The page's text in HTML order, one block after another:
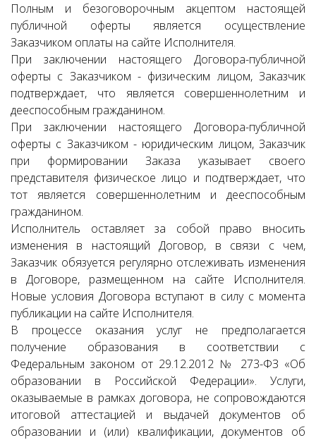
Полным и безоговорочным акцептом настоящей
публичной оферты является осуществление
Заказчиком оплаты на сайте Исполнителя.
При заключении настоящего Договора-публичной
оферты с Заказчиком - физическим лицом, Заказчик
подтверждает, что является совершеннолетним и
дееспособным гражданином.
При заключении настоящего Договора-публичной
оферты с Заказчиком - юридическим лицом, Заказчик
при формировании Заказа указывает своего
представителя физическое лицо и подтверждает, что
тот является совершеннолетним и дееспособным
гражданином.
Исполнитель оставляет за собой право вносить
изменения в настоящий Договор, в связи с чем,
Заказчик обязуется регулярно отслеживать изменения
в Договоре, размещенном на сайте Исполнителя.
Новые условия Договора вступают в силу с момента
публикации на сайте Исполнителя.
В процессе оказания услуг не предполагается
получение образования в соответствии с
Федеральным законом от 29.12.2012 № 273-ФЗ «Об
образовании в Российской Федерации». Услуги,
оказываемые в рамках договора, не сопровождаются
итоговой аттестацией и выдачей документов об
образовании и (или) квалификации, документов об